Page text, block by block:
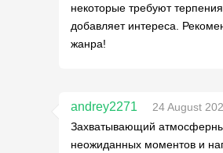
некоторые требуют
добавляет интереса.
жанра!
andrey2271
24 August
Захватывающий
неожиданных моментов и